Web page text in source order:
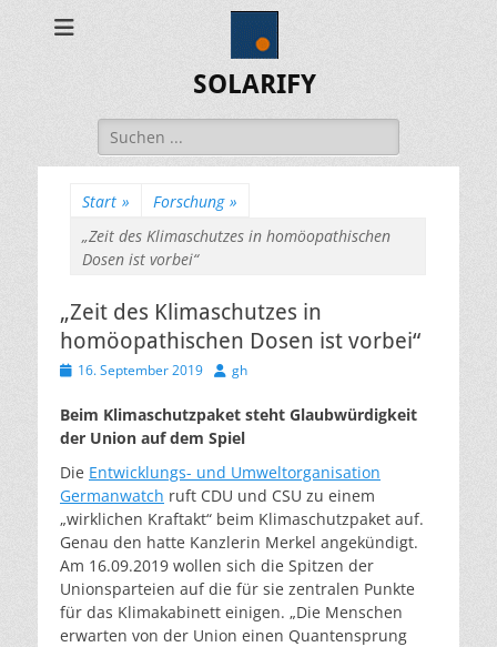
SOLARIFY
Suchen
nach:
Start » Forschung »
„Zeit des Klimaschutzes in homöopathischen
Dosen ist vorbei“
„Zeit des Klimaschutzes in
homöopathischen Dosen ist vorbei“
Veröffentlicht
16. September 2019 Autor
gh
Beim Klimaschutzpaket steht Glaubwürdigkeit
der Union auf dem Spiel
Die Entwicklungs- und Umweltorganisation
Germanwatch ruft CDU und CSU zu einem
„wirklichen Kraftakt“ beim Klimaschutzpaket auf.
Genau den hatte Kanzlerin Merkel angekündigt.
Am 16.09.2019 wollen sich die Spitzen der
Unionsparteien auf die für sie zentralen Punkte
für das Klimakabinett einigen. „Die Menschen
erwarten von der Union einen Quantensprung